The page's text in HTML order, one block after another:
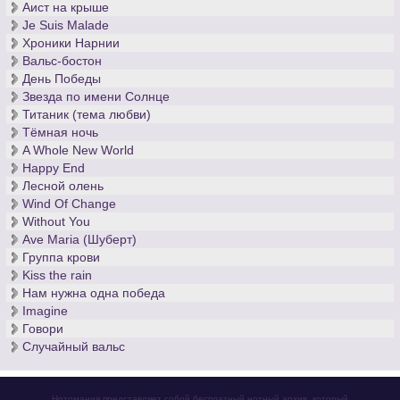
Аист на крыше
Je Suis Malade
Хроники Нарнии
Вальс-бостон
День Победы
Звезда по имени Солнце
Титаник (тема любви)
Тёмная ночь
A Whole New World
Happy End
Лесной олень
Wind Of Change
Without You
Ave Maria (Шуберт)
Группа крови
Kiss the rain
Нам нужна одна победа
Imagine
Говори
Случайный вальс